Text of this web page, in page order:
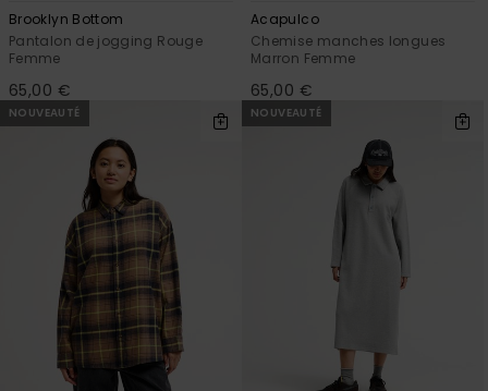
Brooklyn Bottom
Pantalon de jogging Rouge
Femme
65,00 €
Acapulco
Chemise manches longues
Marron Femme
65,00 €
NOUVEAUTÉ NOUVEAUTÉ